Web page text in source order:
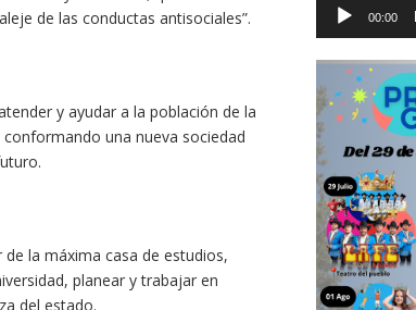
de las conductas antisociales”.
y ayudar a la población de la
una nueva sociedad
la máxima casa de estudios,
planear y trabajar en
del estado.
00:00